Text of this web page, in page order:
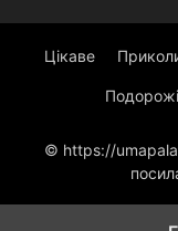
Цікаве
Подорожі
© https://